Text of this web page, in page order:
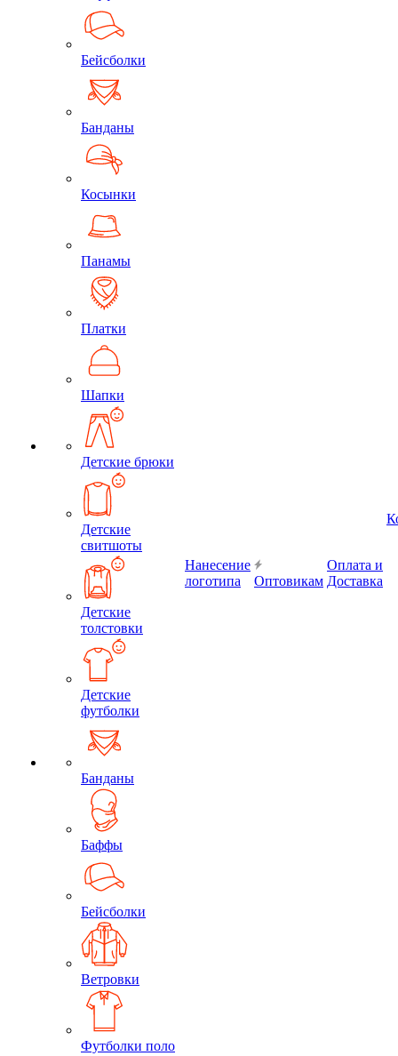
Бейсболки
Банданы
Косынки
Панамы
Платки
Шапки
Детские брюки
Детские
свитшоты
Детские
толстовки
Детские
футболки
Банданы
Баффы
Бейсболки
Ветровки
Футболки поло
Нанесение
логотипа
Оптовикам
Оплата и
Доставка